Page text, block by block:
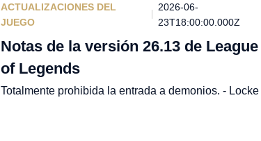
ACTUALIZACIONES DEL
JUEGO
2026-06-
23T18:00:00.000Z
Notas de la versión 26.13 de League
of Legends
Totalmente prohibida la entrada a demonios. - Locke